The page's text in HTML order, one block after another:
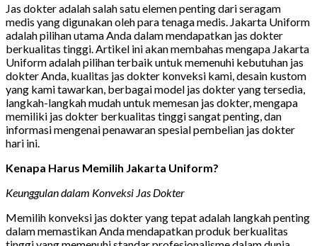
Jas dokter adalah salah satu elemen penting dari seragam
medis yang digunakan oleh para tenaga medis. Jakarta Uniform
adalah pilihan utama Anda dalam mendapatkan jas dokter
berkualitas tinggi. Artikel ini akan membahas mengapa Jakarta
Uniform adalah pilihan terbaik untuk memenuhi kebutuhan jas
dokter Anda, kualitas jas dokter konveksi kami, desain kustom
yang kami tawarkan, berbagai model jas dokter yang tersedia,
langkah-langkah mudah untuk memesan jas dokter, mengapa
memiliki jas dokter berkualitas tinggi sangat penting, dan
informasi mengenai penawaran spesial pembelian jas dokter
hari ini.
Kenapa Harus Memilih Jakarta Uniform?
Keunggulan dalam Konveksi Jas Dokter
Memilih konveksi jas dokter yang tepat adalah langkah penting
dalam memastikan Anda mendapatkan produk berkualitas